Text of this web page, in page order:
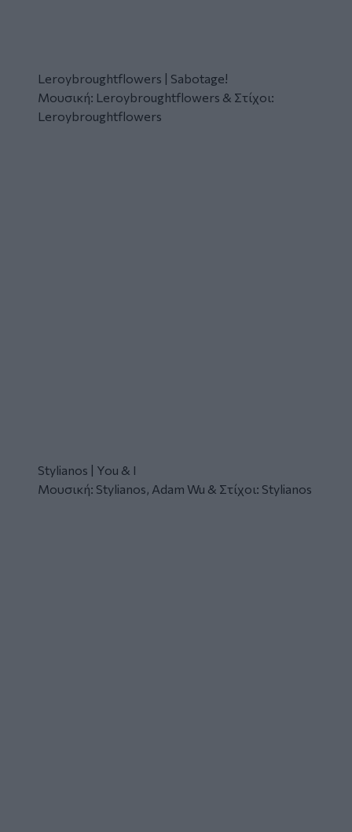
Leroybroughtflowers | Sabotage!
Μουσική: Leroybroughtflowers & Στίχοι:
Leroybroughtflowers
Stylianos | You & I
Μουσική: Stylianos, Adam Wu & Στίχοι: Stylianos